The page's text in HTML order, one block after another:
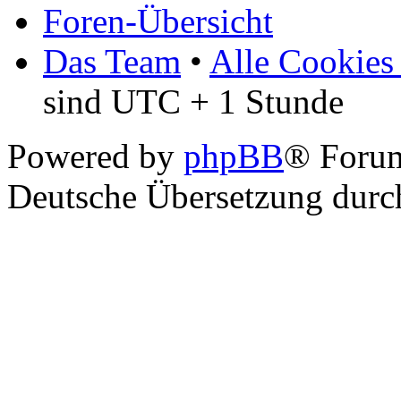
Foren-Übersicht
Das Team • Alle Cookies
sind UTC + 1 Stunde
Powered by phpBB®
Deutsche Übersetzung